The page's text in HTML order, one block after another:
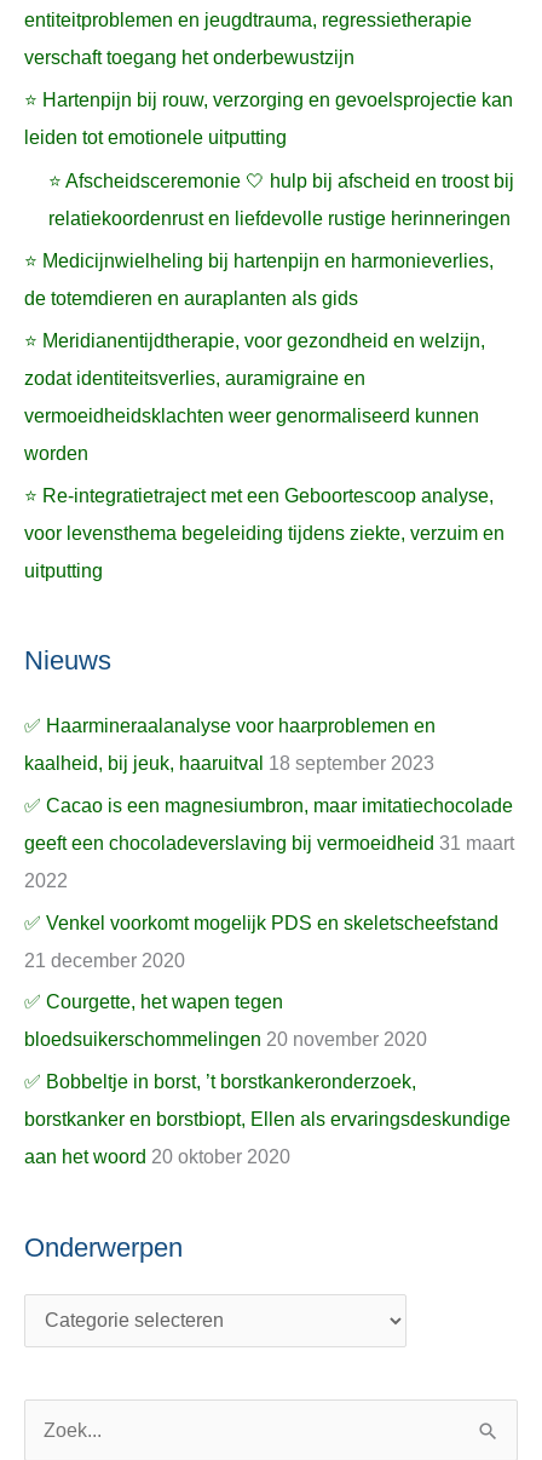
entiteitproblemen en jeugdtrauma, regressietherapie
verschaft toegang het onderbewustzijn
⭐ Hartenpijn bij rouw, verzorging en gevoelsprojectie kan
leiden tot emotionele uitputting
⭐ Afscheidsceremonie 🤍 hulp bij afscheid en troost bij
relatiekoordenrust en liefdevolle rustige herinneringen
⭐ Medicijnwielheling bij hartenpijn en harmonieverlies,
de totemdieren en auraplanten als gids
⭐ Meridianentijdtherapie, voor gezondheid en welzijn,
zodat identiteitsverlies, auramigraine en
vermoeidheidsklachten weer genormaliseerd kunnen
worden
⭐ Re-integratietraject met een Geboortescoop analyse,
voor levensthema begeleiding tijdens ziekte, verzuim en
uitputting
Nieuws
✅ Haarmineraalanalyse voor haarproblemen en
kaalheid, bij jeuk, haaruitval 18 september 2023
✅ Cacao is een magnesiumbron, maar imitatiechocolade
geeft een chocoladeverslaving bij vermoeidheid 31 maart
2022
✅ Venkel voorkomt mogelijk PDS en skeletscheefstand
21 december 2020
✅ Courgette, het wapen tegen
bloedsuikerschommelingen 20 november 2020
✅ Bobbeltje in borst, ’t borstkankeronderzoek,
borstkanker en borstbiopt, Ellen als ervaringsdeskundige
aan het woord 20 oktober 2020
Onderwerpen